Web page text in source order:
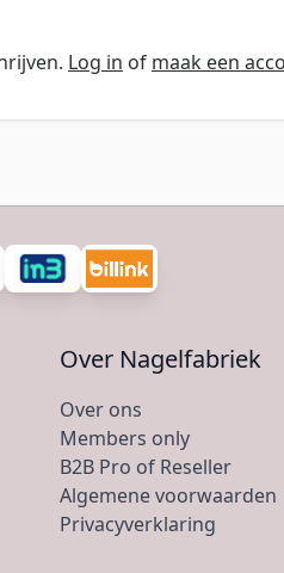
Log in of maak een
Over Nagelfabriek
Over ons
Members only
B2B Pro of Reseller
Algemene voorwaarden
Privacyverklaring